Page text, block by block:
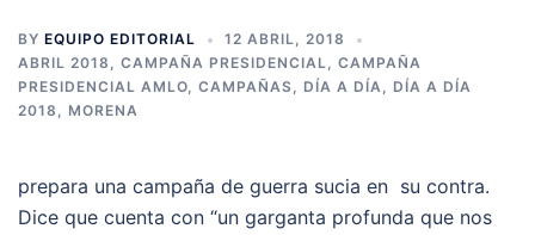
BY EQUIPO EDITORIAL
12 ABRIL, 2018
ABRIL 2018 , CAMPAÑA PRESIDENCIAL, CAMPAÑA
PRESIDENCIAL AMLO, CAMPAÑAS, DÍA A DÍA, DÍA A DÍA
2018 , MORENA
prepara una campaña de guerra sucia en su contra.
Dice que cuenta con “un garganta profunda que nos